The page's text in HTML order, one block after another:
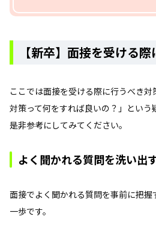
【新卒】面接を受ける
ここでは面接を受ける際に行うべき
対策って何をすれば良いの？」とい
是非参考にしてみてください。
よく聞かれる質問を洗い出
面接でよく聞かれる質問を事前に把
一歩です。